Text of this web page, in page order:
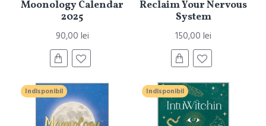
Moonology Calendar
2025
90,00 lei
Reclaim Your Nervous
System
150,00 lei
Indisponibil Indisponibil